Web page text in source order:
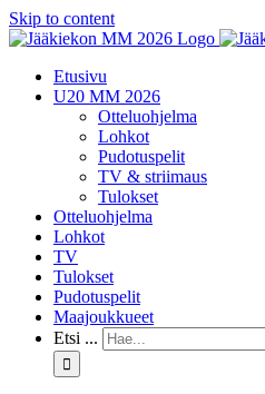
Skip to content
Etusivu
U20 MM 2026
Otteluohjelma
Lohkot
Pudotuspelit
TV & striimaus
Tulokset
Otteluohjelma
Lohkot
TV
Tulokset
Pudotuspelit
Maajoukkueet
Etsi ...